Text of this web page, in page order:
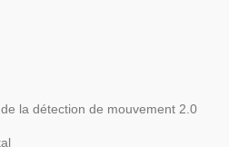
la détection de mouvement 2.0